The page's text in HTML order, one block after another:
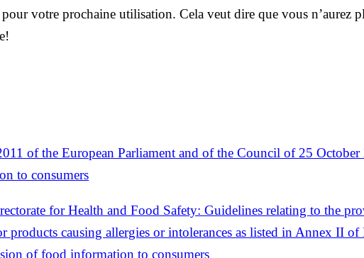
votre prochaine utilisation. Cela veut dire que vous n’aurez
of the European Parliament and of the Council of 25 October
to consumers
for Health and Food Safety: Guidelines relating to the
products causing allergies or intolerances as listed in Annex II
of food information to consumers